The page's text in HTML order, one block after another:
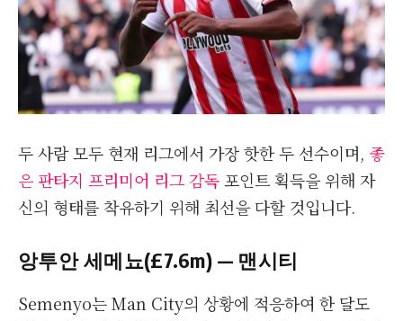
두 사람 모두 현재 리그에서 가장 핫한 두 선수이며, 좋
은 판타지 프리미어 리그 감독포인트 획득을 위해 자
신의 형태를 착유하기 위해 최선을 다할 것입니다.
앙투안 세메뇨(£7.6m) — 맨시티
Semenyo는 Man City의 상황에 적응하여 한 달도